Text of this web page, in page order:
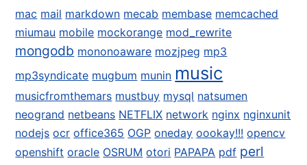
mac mail markdown mecab membase memcached
miumau mobile mockorange mod_rewrite
mongodb mononoaware mozjpeg mp3
mp3syndicate mugbum munin music
musicfromthemars mustbuy mysql natsumen
neogrand netbeans NETFLIX network nginx nginxunit
nodejs ocr office365 OGP oneday oookay!!! opencv
openshift oracle OSRUM otori PAPAPA pdf perl